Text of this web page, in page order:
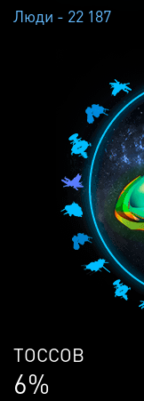
Люди - 22 187
ЛЮДЕЙ
68%